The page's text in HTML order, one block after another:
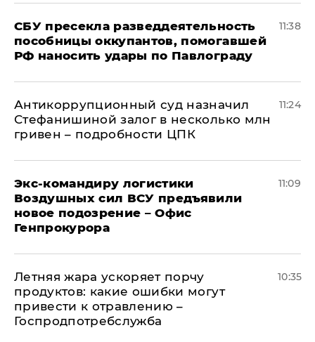
СБУ пресекла разведдеятельность
пособницы оккупантов, помогавшей
РФ наносить удары по Павлограду
11:38
Антикоррупционный суд назначил
Стефанишиной залог в несколько млн
гривен – подробности ЦПК
11:24
Экс-командиру логистики
Воздушных сил ВСУ предъявили
новое подозрение – Офис
Генпрокурора
11:09
Летняя жара ускоряет порчу
продуктов: какие ошибки могут
привести к отравлению –
Госпродпотребслужба
10:35